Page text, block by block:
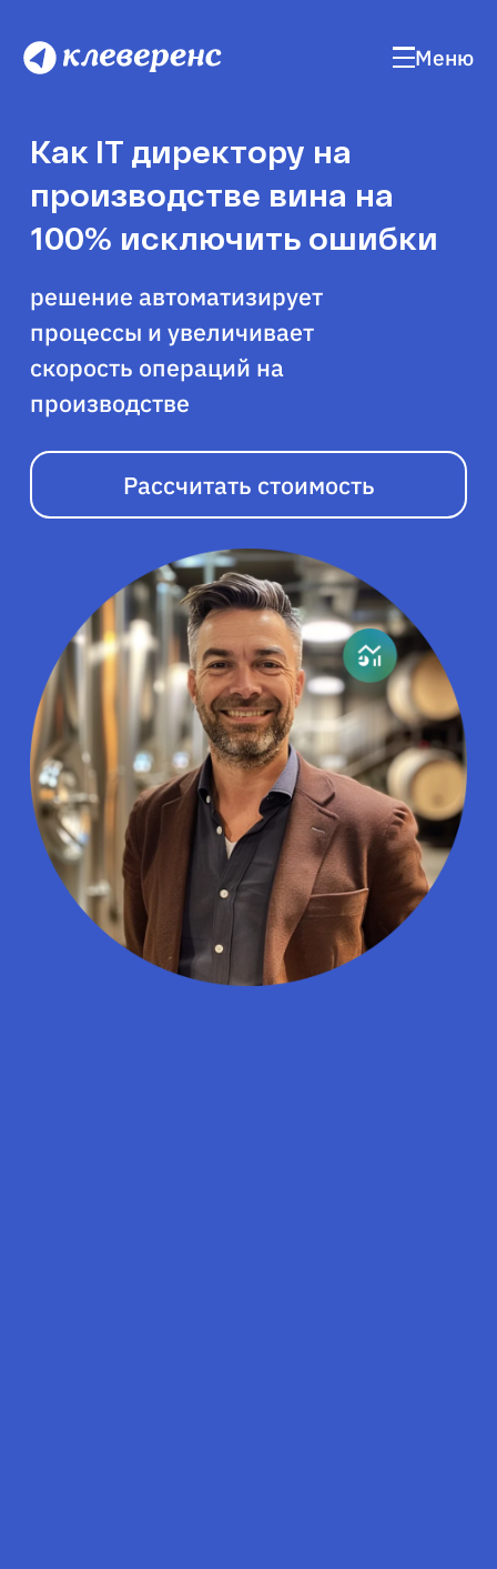
Меню
Как IT директору на
производстве вина на
100% исключить ошибки
решение автоматизирует
процессы и увеличивает
скорость операций на
производстве
Рассчитать стоимость